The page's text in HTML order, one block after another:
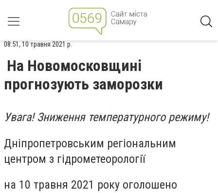
08:51, 10 травня 2021 р.
На Новомосковщині
прогнозують заморозки
Увага! Зниження температурного режиму!
Дніпропетровським регіональним
центром з гідрометеорології
на 10 травня 2021 року оголошено